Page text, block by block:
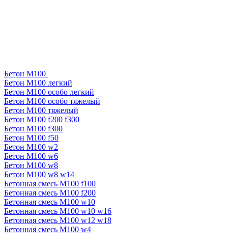
Бетон М100
Бетон М100 легкий
Бетон М100 особо легкий
Бетон М100 особо тяжелый
Бетон М100 тяжелый
Бетон М100 f200 f300
Бетон М100 f300
Бетон М100 f50
Бетон М100 w2
Бетон М100 w6
Бетон М100 w8
Бетон М100 w8 w14
Бетонная смесь М100 f100
Бетонная смесь М100 f200
Бетонная смесь М100 w10
Бетонная смесь М100 w10 w16
Бетонная смесь М100 w12 w18
Бетонная смесь М100 w4